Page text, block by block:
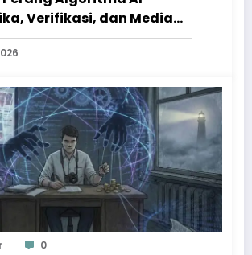
Verifikasi, dan Media
0